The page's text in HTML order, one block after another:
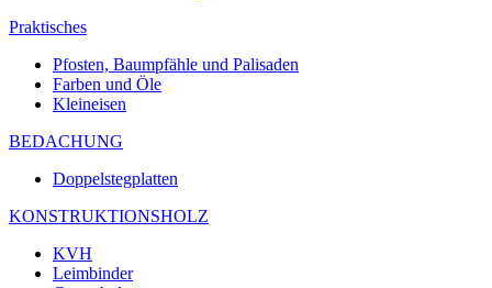
Praktisches
Pfosten, Baumpfähle und Palisaden
Farben und Öle
Kleineisen
BEDACHUNG
Doppelstegplatten
KONSTRUKTIONSHOLZ
KVH
Leimbinder